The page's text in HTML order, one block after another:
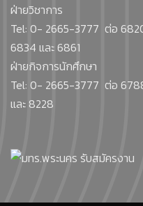
ฝ่ายวิชาการ
Tel: 0- 2665-3777 ต่อ
6834 และ 6861
ฝ่ายกิจการนักศึกษา
Tel: 0- 2665-3777 ต่อ 6788
และ 8228